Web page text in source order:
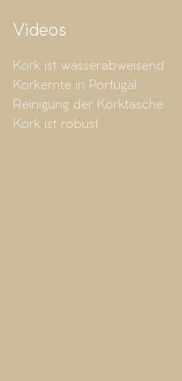
Videos
Kork ist wasserabweisend
Korkernte in Portugal
Reinigung der Korktasche
Kork ist robust